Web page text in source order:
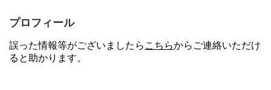
プロフィール
誤った情報等がございましたら こちらからご連絡いただけ
ると助かります。